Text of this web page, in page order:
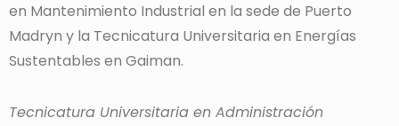
en Mantenimiento Industrial en la sede de Puerto
Madryn y la Tecnicatura Universitaria en Energías
Sustentables en Gaiman.
Tecnicatura Universitaria en Administración